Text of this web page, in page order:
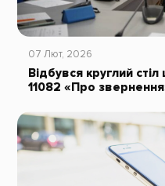
07 Лют, 2026
Відбувся круглий
11082 «Про